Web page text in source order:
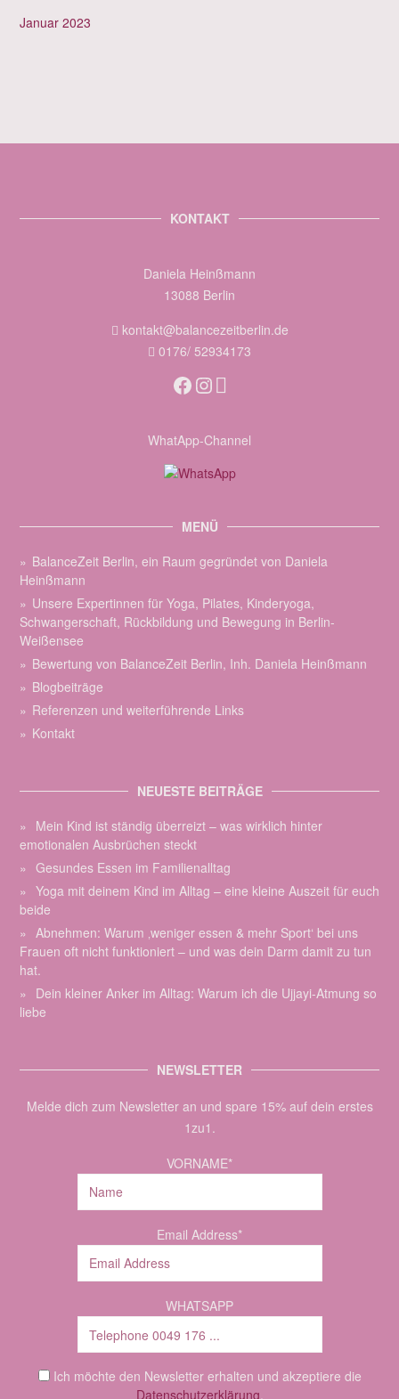
Januar 2023
KONTAKT
Daniela Heinßmann
13088 Berlin
kontakt@balancezeitberlin.de
0176/ 52934173
Facebook
Instagram
WhatApp-Channel
MENÜ
BalanceZeit Berlin, ein Raum gegründet von Daniela
Heinßmann
Unsere Expertinnen für Yoga, Pilates, Kinderyoga,
Schwangerschaft, Rückbildung und Bewegung in Berlin-
Weißensee
Bewertung von BalanceZeit Berlin, Inh. Daniela Heinßmann
Blogbeiträge
Referenzen und weiterführende Links
Kontakt
NEUESTE BEITRÄGE
Mein Kind ist ständig überreizt – was wirklich hinter
emotionalen Ausbrüchen steckt
Gesundes Essen im Familienalltag
Yoga mit deinem Kind im Alltag – eine kleine Auszeit für euch
beide
Abnehmen: Warum ‚weniger essen & mehr Sport‘ bei uns
Frauen oft nicht funktioniert – und was dein Darm damit zu tun
hat.
Dein kleiner Anker im Alltag: Warum ich die Ujjayi-Atmung so
liebe
NEWSLETTER
Melde dich zum Newsletter an und spare 15% auf dein erstes
1zu1.
VORNAME*
Email Address*
WHATSAPP
Ich möchte den Newsletter erhalten und akzeptiere die
Datenschutzerklärung.